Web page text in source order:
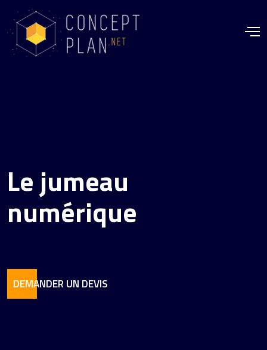
Le jumeau
numérique
DEMANDER UN DEVIS